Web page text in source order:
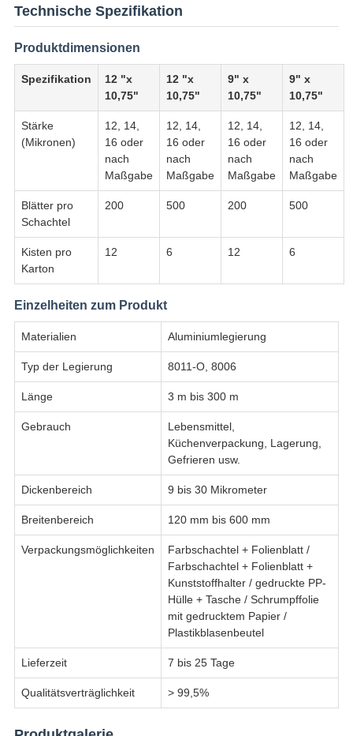
Technische Spezifikation
Produktdimensionen
Spezifikation
12 "x
10,75"
12 "x
10,75"
9" x
10,75"
9" x
10,75"
Stärke
(Mikronen)
12, 14,
16 oder
nach
Maßgabe
12, 14,
16 oder
nach
Maßgabe
12, 14,
16 oder
nach
Maßgabe
12, 14,
16 oder
nach
Maßgabe
Blätter pro
Schachtel
200 500 200 500
Kisten pro
Karton
12 6 12 6
Einzelheiten zum Produkt
Materialien Aluminiumlegierung
Typ der Legierung 8011-O, 8006
Länge 3 m bis 300 m
Gebrauch
Lebensmittel,
Küchenverpackung, Lagerung,
Gefrieren usw.
Dickenbereich 9 bis 30 Mikrometer
Breitenbereich 120 mm bis 600 mm
Verpackungsmöglichkeiten
Farbschachtel + Folienblatt /
Farbschachtel + Folienblatt +
Kunststoffhalter / gedruckte PP-
Hülle + Tasche / Schrumpffolie
mit gedrucktem Papier /
Plastikblasenbeutel
Lieferzeit 7 bis 25 Tage
Qualitätsverträglichkeit > 99,5%